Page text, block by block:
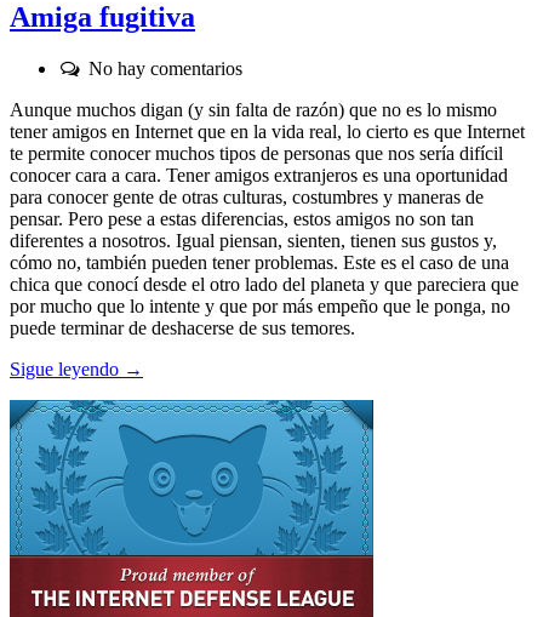
Amiga fugitiva
Comentarios:
No hay comentarios
Aunque muchos digan (y sin falta de razón) que no es lo mismo
tener amigos en Internet que en la vida real, lo cierto es que Internet
te permite conocer muchos tipos de personas que nos sería difícil
conocer cara a cara. Tener amigos extranjeros es una oportunidad
para conocer gente de otras culturas, costumbres y maneras de
pensar. Pero pese a estas diferencias, estos amigos no son tan
diferentes a nosotros. Igual piensan, sienten, tienen sus gustos y,
cómo no, también pueden tener problemas. Este es el caso de una
chica que conocí desde el otro lado del planeta y que pareciera que
por mucho que lo intente y que por más empeño que le ponga, no
puede terminar de deshacerse de sus temores.
Sigue leyendo →